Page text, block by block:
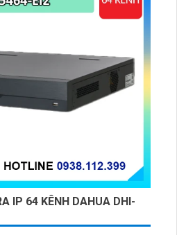
IP 64 KÊNH DAHUA DHI-